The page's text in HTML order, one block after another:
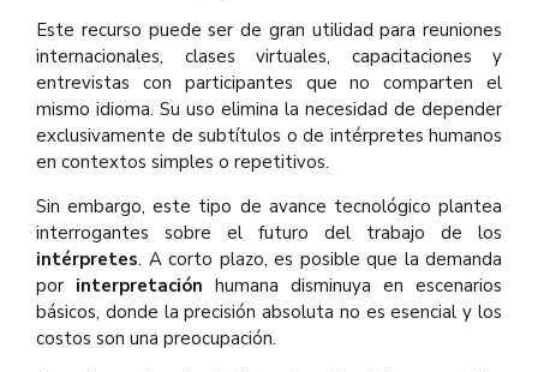
Este recurso puede ser de gran utilidad para reuniones
internacionales, clases virtuales, capacitaciones y
entrevistas con participantes que no comparten el
mismo idioma. Su uso elimina la necesidad de depender
exclusivamente de subtítulos o de intérpretes humanos
en contextos simples o repetitivos.
Sin embargo, este tipo de avance tecnológico plantea
interrogantes sobre el futuro del trabajo de los
intérpretes. A corto plazo, es posible que la demanda
por interpretación humana disminuya en escenarios
básicos, donde la precisión absoluta no es esencial y los
costos son una preocupación.